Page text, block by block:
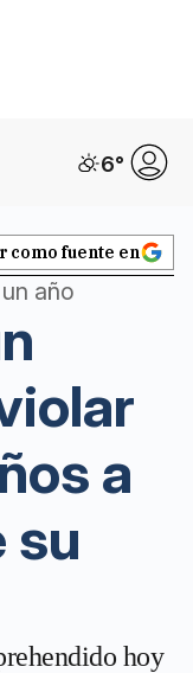
6°
como fuente en
año
a
su
hoy